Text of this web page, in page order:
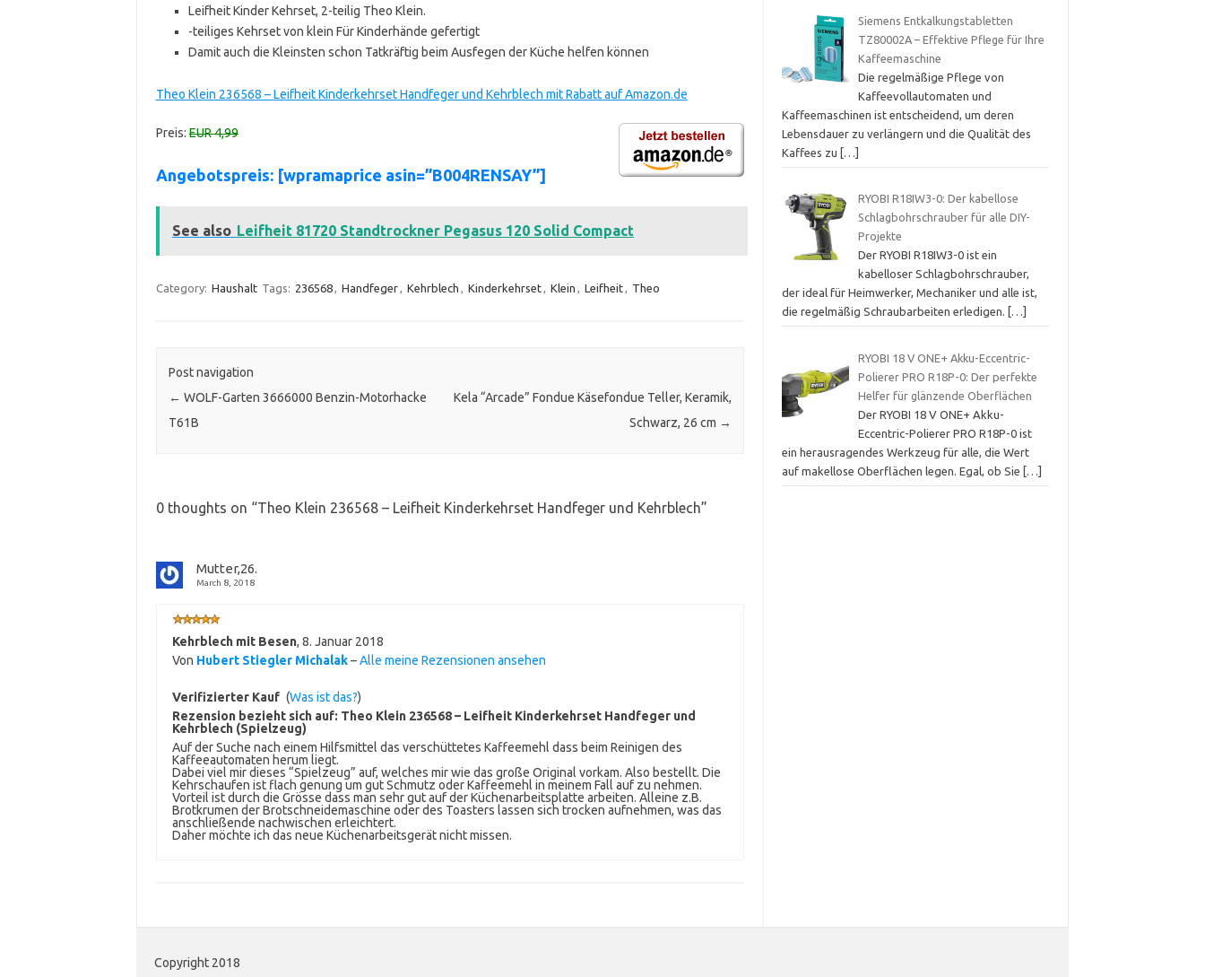
Leifheit Kinder Kehrset, 2-teilig Theo Klein.
-teiliges Kehrset von klein Für Kinderhände gefertigt
Damit auch die Kleinsten schon Tatkräftig beim Ausfegen der Küche helfen können
Theo Klein 236568 – Leifheit Kinderkehrset Handfeger und Kehrblech mit Rabatt auf Amazon.de
Preis:EUR 4,99
Angebotspreis: [wpramaprice asin=”B004RENSAY”]
See also Leifheit 81720 Standtrockner Pegasus 120 Solid Compact
Category: Haushalt Tags: 236568, Handfeger, Kehrblech , Kinderkehrset, Klein , Leifheit, Theo
Post navigation
← WOLF-Garten 3666000 Benzin-Motorhacke
T61B
Kela “Arcade” Fondue Käsefondue Teller, Keramik,
Schwarz, 26 cm →
0 thoughts on “Theo Klein 236568 – Leifheit Kinderkehrset Handfeger und Kehrblech”
Mutter,26.
March 8, 2018
Kehrblech mit Besen, 8. Januar 2018
Von Hubert Stiegler Michalak–Alle meine Rezensionen ansehen
Verifizierter Kauf (Was ist das?)
Rezension bezieht sich auf: Theo Klein 236568 – Leifheit Kinderkehrset Handfeger und
Kehrblech (Spielzeug)
Auf der Suche nach einem Hilfsmittel das verschüttetes Kaffeemehl dass beim Reinigen des
Kaffeeautomaten herum liegt.
Dabei viel mir dieses “Spielzeug” auf, welches mir wie das große Original vorkam. Also bestellt. Die
Kehrschaufen ist flach genung um gut Schmutz oder Kaffeemehl in meinem Fall auf zu nehmen.
Vorteil ist durch die Grösse dass man sehr gut auf der Küchenarbeitsplatte arbeiten. Alleine z.B.
Brotkrumen der Brotschneidemaschine oder des Toasters lassen sich trocken aufnehmen, was das
anschließende nachwischen erleichtert.
Daher möchte ich das neue Küchenarbeitsgerät nicht missen.
Siemens Entkalkungstabletten
TZ80002A – Effektive Pflege für Ihre
Kaffeemaschine
Die regelmäßige Pflege von
Kaffeevollautomaten und
Kaffeemaschinen ist entscheidend, um deren
Lebensdauer zu verlängern und die Qualität des
Kaffees zu
[…]
RYOBI R18IW3-0: Der kabellose
Schlagbohrschrauber für alle DIY-
Projekte
Der RYOBI R18IW3-0 ist ein
kabelloser Schlagbohrschrauber,
der ideal für Heimwerker, Mechaniker und alle ist,
die regelmäßig Schraubarbeiten erledigen.
[…]
RYOBI 18 V ONE+ Akku-Eccentric-
Polierer PRO R18P-0: Der perfekte
Helfer für glänzende Oberflächen
Der RYOBI 18 V ONE+ Akku-
Eccentric-Polierer PRO R18P-0 ist
ein herausragendes Werkzeug für alle, die Wert
auf makellose Oberflächen legen. Egal, ob Sie
[…]
Copyright 2018